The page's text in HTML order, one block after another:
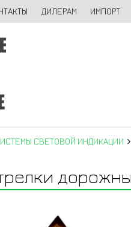
ДИЛЕРАМ ИМПОРТ
СВЕТОВОЙ ИНДИКАЦИИ